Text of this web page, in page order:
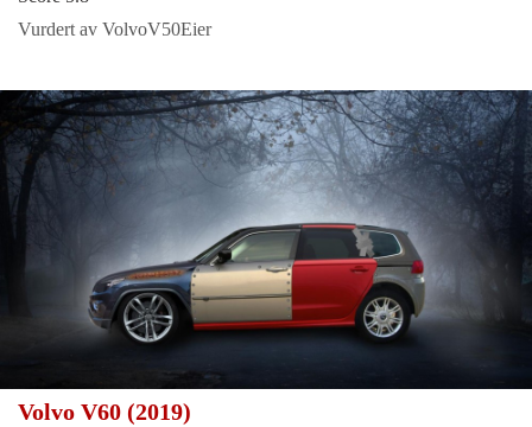
Vurdert av VolvoV50Eier
Volvo V60 (2019)